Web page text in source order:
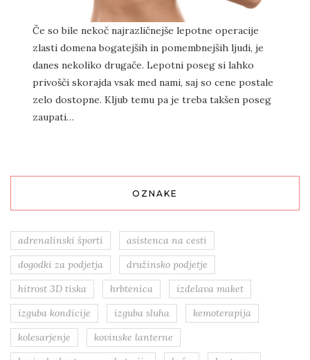
Če so bile nekoč najrazličnejše lepotne operacije
zlasti domena bogatejših in pomembnejših ljudi, je
danes nekoliko drugače. Lepotni poseg si lahko
privošči skorajda vsak med nami, saj so cene postale
zelo dostopne. Kljub temu pa je treba takšen poseg
zaupati…
OZNAKE
adrenalinski športi
asistenca na cesti
dogodki za podjetja
družinsko podjetje
hitrost 3D tiska
hrbtenica
izdelava maket
izguba kondicije
izguba sluha
kemoterapija
kolesarjenje
kovinske lanterne